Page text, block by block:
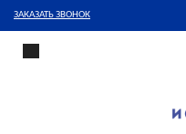
ЗАКАЗАТЬ ЗВОНОК